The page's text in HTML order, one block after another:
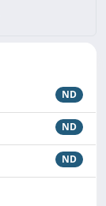
ND
ND
ND